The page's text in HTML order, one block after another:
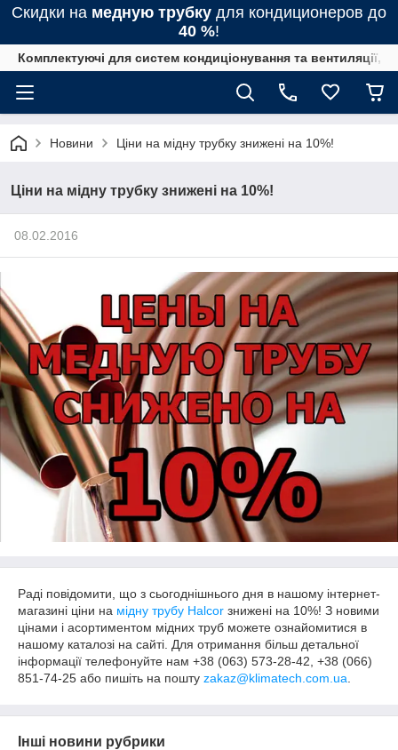
Скидки на медную трубку для кондиционеров до
40 %!
Комплектуючі для систем кондиціонування та вентиляції,
Новини Ціни на мідну трубку знижені на 10%!
Ціни на мідну трубку знижені на 10%!
08.02.2016
Раді повідомити, що з сьогоднішнього дня в нашому інтернет-
магазині ціни на мідну трубу Halcor знижені на 10%! З новими
цінами і асортиментом мідних труб можете ознайомитися в
нашому каталозі на сайті. Для отримання більш детальної
інформації телефонуйте нам +38 (063) 573-28-42, +38 (066)
851-74-25 або пишіть на пошту zakaz@klimatech.com.ua
Інші новини рубрики